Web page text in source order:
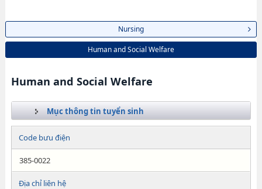
Nursing
Human and Social Welfare
Human and Social Welfare
Mục thông tin tuyển sinh
Code bưu điện
385-0022
Địa chỉ liên hệ